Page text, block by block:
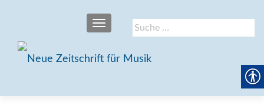
Suche
nach:
SCHALTE NAVIGATION